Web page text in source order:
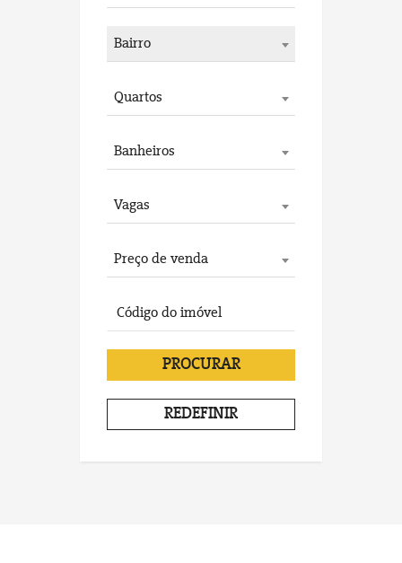
Bairro
Quartos
Banheiros
Vagas
Preço de venda
PROCURAR
REDEFINIR